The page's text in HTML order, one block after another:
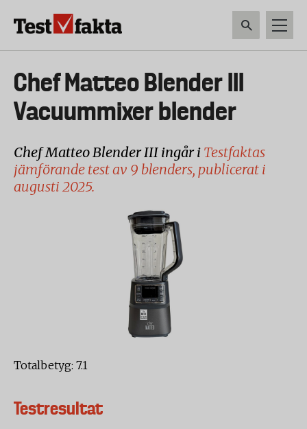
Huvudmeny
ny
Chef Matteo Blender III
Vacuummixer blender
Chef Matteo Blender III ingår i Testfaktas
jämförande test av 9 blenders, publicerat i
augusti 2025.
Totalbetyg: 7.1
Testresultat